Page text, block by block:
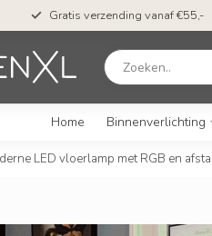
Gratis verzending vanaf €55,-
Home Binnenverlichting
LED vloerlamp met RGB en